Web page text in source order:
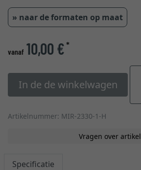
» naar de formaten op maat
vanaf 10,00 €*
In de de winkelwagen
Artikelnummer: MIR-2330-1-H
Vragen over artikel
Specificatie